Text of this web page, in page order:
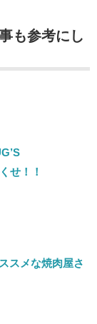
も参考にし
せ！！
スメな焼肉屋さ